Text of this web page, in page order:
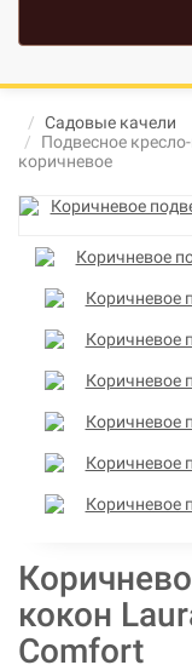
Садовые качели
Подвесное
коричневое
кокон
Comfort